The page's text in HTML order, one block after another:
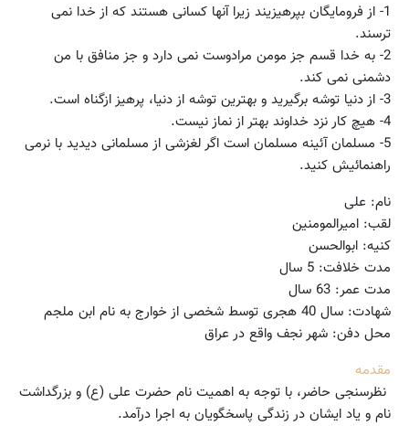
1- از فرومایگان بپرهیزیند زیرا آنها کسانی هستند که از خدا نمی
ترسند.
2- به خدا قسم جز مومن مرادوست نمی دارد و جز منافق با من
دشمنی نمی کند.
3- از دنیا توشه برگیرید و بهترین توشه از دنیا،‌ پرهیز ازگناه است.
4- هیچ کار نزد خداوند بهتر از نماز نیست.
5- مسلمان آ‌ئینه مسلمان است اگر لغزشی از مسلمانی دیدید با نرمی
راهنمائیش کنید.
نام: علی
لقب: امیرالمومنین
کنیه: ابوالحسن
مدت خلافت: 5 سال
مدت عمر: 63 سال ‌
شهادت: سال 40 هجری توسط شخصی از خوارج به نام ابن ملجم
محل دفن: شهر نجف واقع در عراق
مقدمه
نظرسنجی حاضر، با توجه به اهمیت نام حضرت علی (ع) و بزرگداشت
نام و یاد ایشان در زندگی پاسخگویان به اجرا درآمد.